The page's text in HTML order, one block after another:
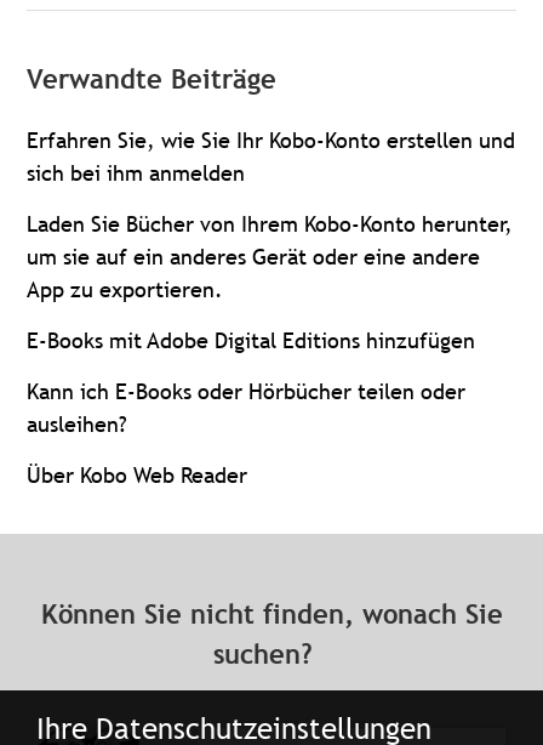
Ihre Datenschutzeinstellungen
Verwandte Beiträge
Erfahren Sie, wie Sie Ihr Kobo-Konto erstellen und
sich bei ihm anmelden
Laden Sie Bücher von Ihrem Kobo-Konto herunter,
um sie auf ein anderes Gerät oder eine andere
App zu exportieren.
E-Books mit Adobe Digital Editions hinzufügen
Kann ich E-Books oder Hörbücher teilen oder
ausleihen?
Über Kobo Web Reader
Können Sie nicht finden, wonach Sie
suchen?